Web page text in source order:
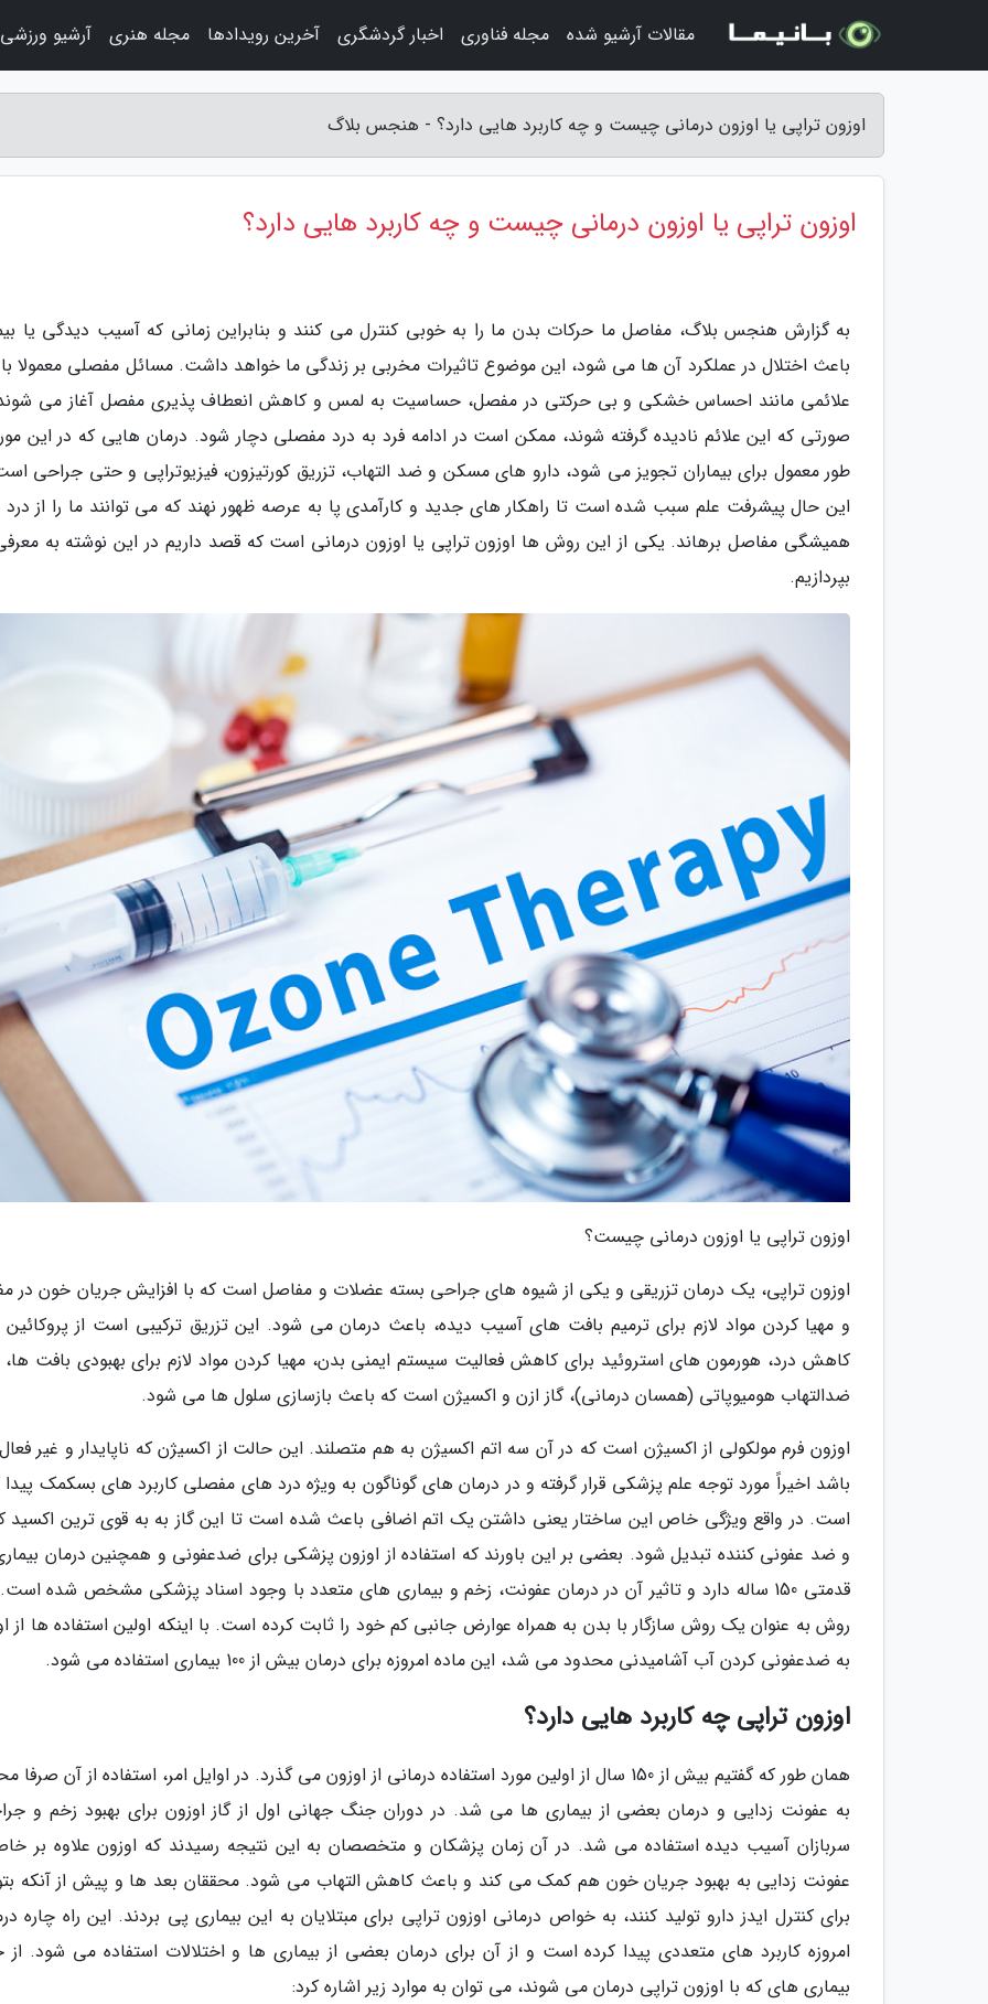
اوزون تراپی یا اوزون درمانی چیست و چه کاربرد هایی دارد؟ - هنجس بلاگ
اوزون تراپی یا اوزون درمانی چیست و چه کاربرد هایی دارد؟
به گزارش هنجس بلاگ، مفاصل ما حرکات بدن ما را به خوبی کنترل می کنند و بنابراین زمانی که آسیب دیدگی یا
باعث اختلال در عملکرد آن ها می شود، این موضوع تاثیرات مخربی بر زندگی ما خواهد داشت. مسائل مفصلی معمولا با
علائمی مانند احساس خشکی و بی حرکتی در مفصل، حساسیت به لمس و کاهش انعطاف پذیری مفصل آغاز می
صورتی که این علائم نادیده گرفته شوند، ممکن است در ادامه فرد به درد مفصلی دچار شود. درمان هایی که در این
طور معمول برای بیماران تجویز می شود، دارو های مسکن و ضد التهاب، تزریق کورتیزون، فیزیوتراپی و حتی جراحی
این حال پیشرفت علم سبب شده است تا راهکار های جدید و کارآمدی پا به عرصه ظهور نهند که می توانند ما را از
همیشگی مفاصل برهاند. یکی از این روش ها اوزون تراپی یا اوزون درمانی است که قصد داریم در این نوشته به
بپردازیم.
اوزون تراپی یا اوزون درمانی چیست؟
اوزون تراپی، یک درمان تزریقی و یکی از شیوه های جراحی بسته عضلات و مفاصل است که با افزایش جریان خون در
و مهیا کردن مواد لازم برای ترمیم بافت های آسیب دیده، باعث درمان می شود. این تزریق ترکیبی است از پروکائین
کاهش درد، هورمون های استروئید برای کاهش فعالیت سیستم ایمنی بدن، مهیا کردن مواد لازم برای بهبودی بافت ها،
ضدالتهاب هومیوپاتی (همسان درمانی)، گاز ازن و اکسیژن است که باعث بازسازی سلول ها می شود.
اوزون فرم مولکولی از اکسیژن است که در آن سه اتم اکسیژن به هم متصلند. این حالت از اکسیژن که ناپایدار و غیر
باشد اخیراً مورد توجه علم پزشکی قرار گرفته و در درمان های گوناگون به ویژه درد های مفصلی کاربرد های بسکمک پیدا
است. در واقع ویژگی خاص این ساختار یعنی داشتن یک اتم اضافی باعث شده است تا این گاز به به قوی ترین اکسید
و ضد عفونی کننده تبدیل شود. بعضی بر این باورند که استفاده از اوزون پزشکی برای ضدعفونی و همچنین درمان
قدمتی 150 ساله دارد و تاثیر آن در درمان عفونت، زخم و بیماری های متعدد با وجود اسناد پزشکی مشخص شده
روش به عنوان یک روش سازگار با بدن به همراه عوارض جانبی کم خود را ثابت کرده است. با اینکه اولین استفاده ها از
به ضدعفونی کردن آب آشامیدنی محدود می شد، این ماده امروزه برای درمان بیش از 100 بیماری استفاده می شود.
اوزون تراپی چه کاربرد هایی دارد؟
همان طور که گفتیم بیش از 150 سال از اولین مورد استفاده درمانی از اوزون می گذرد. در اوایل امر، استفاده از آن
به عفونت زدایی و درمان بعضی از بیماری ها می شد. در دوران جنگ جهانی اول از گاز اوزون برای بهبود زخم و
سربازان آسیب دیده استفاده می شد. در آن زمان پزشکان و متخصصان به این نتیجه رسیدند که اوزون علاوه بر
عفونت زدایی به بهبود جریان خون هم کمک می کند و باعث کاهش التهاب می شود. محققان بعد ها و پیش از آنکه
برای کنترل ایدز دارو تولید کنند، به خواص درمانی اوزون تراپی برای مبتلایان به این بیماری پی بردند. این راه چاره
امروزه کاربرد های متعددی پیدا کرده است و از آن برای درمان بعضی از بیماری ها و اختلالات استفاده می شود. از
بیماری های که با اوزون تراپی درمان می شوند، می توان به موارد زیر اشاره کرد:
مقالات آرشیو شده مجله فناوری اخبار گردشگری آخرین رویدادها مجله هنری آرشیو ورزشی